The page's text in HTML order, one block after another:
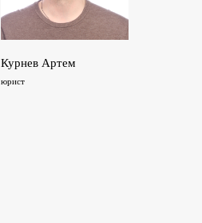
Курнев Артем
юрист